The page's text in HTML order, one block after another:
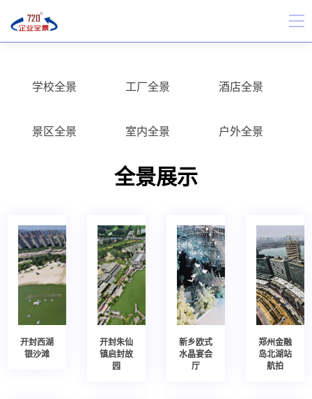
学校全景 工厂全景 酒店全景
景区全景 室内全景 户外全景
全景展示
开封西湖
银沙滩
开封朱仙
镇启封故
园
新乡欧式
水晶宴会
厅
郑州金融
岛北湖站
航拍